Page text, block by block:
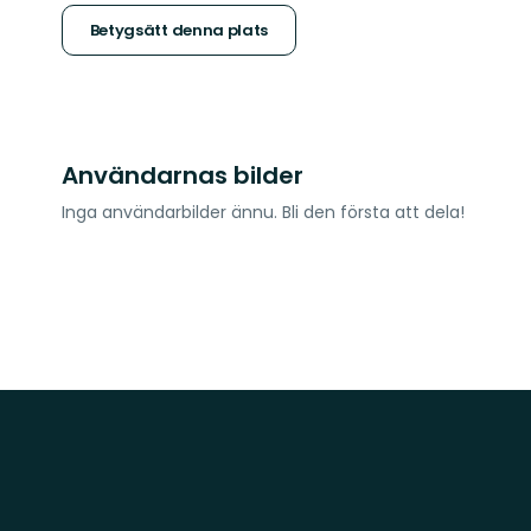
stjärnor
Betygsätt denna plats
Användarnas bilder
Inga användarbilder ännu. Bli den första att dela!